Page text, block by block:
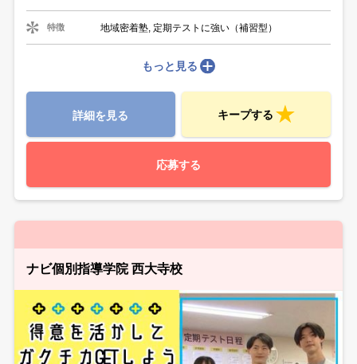
特徴 地域密着塾, 定期テストに強い（補習型）
もっと見る
詳細を見る キープする
応募する
ナビ個別指導学院 西大寺校